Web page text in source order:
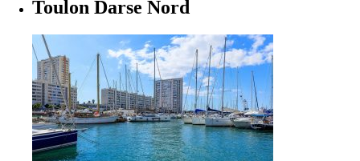
Toulon Darse Nord